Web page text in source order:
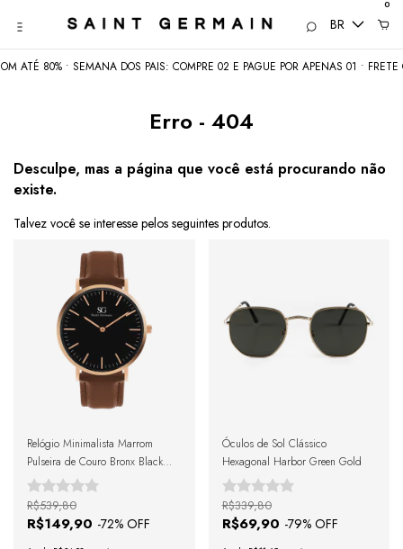
BR
0
ATÉ 80% • SEMANA DOS PAIS: COMPRE 02 E PAGUE POR APENAS 01 •
Erro - 404
Desculpe, mas a página que você está procurando não
existe.
Talvez você se interesse pelos seguintes produtos.
Relógio Minimalista Marrom
Pulseira de Couro Bronx Black
Rosé Gold 40mm
R$149,90 -72% OFF
R$539,80
Óculos de Sol Clássico
Hexagonal Harbor Green Gold
R$69,90 -79% OFF
R$339,80